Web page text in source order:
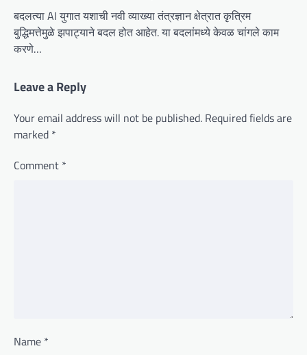
बदलत्या AI युगात यशाची नवी व्याख्या तंत्रज्ञान क्षेत्रात कृत्रिम
बुद्धिमत्तेमुळे झपाट्याने बदल होत आहेत. या बदलांमध्ये केवळ चांगले काम
करणे…
Leave a Reply
Your email address will not be published. Required fields are
marked *
Comment *
Name *